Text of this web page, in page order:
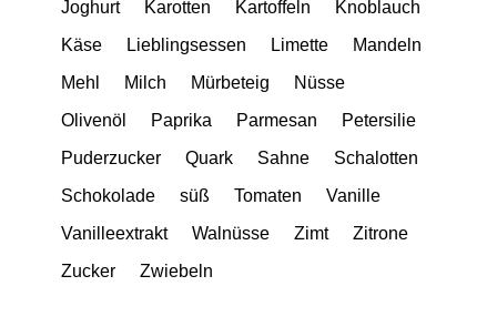
Joghurt
Karotten Kartoffeln
Knoblauch
Käse
Lieblingsessen Limette
Mandeln
Mehl
Milch Mürbeteig
Nüsse
Olivenöl
Paprika Parmesan
Petersilie
Puderzucker
Quark Sahne
Schalotten
Schokolade
süß Tomaten
Vanille
Vanilleextrakt
Walnüsse Zimt
Zitrone
Zucker
Zwiebeln